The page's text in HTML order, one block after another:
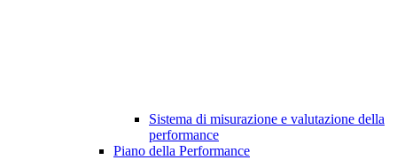
Sistema di misurazione e valutazione della
performance
Piano della Performance